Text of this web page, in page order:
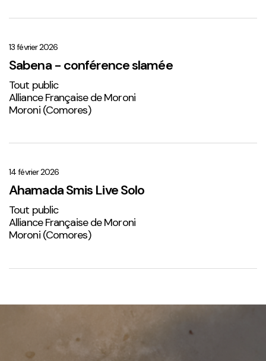
conférence
slamée
13 février 2026
Sabena - conférence slamée
Tout public
Alliance Française de Moroni
Moroni (Comores)
Live
Solo
2
14 février 2026
Ahamada Smis Live Solo
Tout public
Alliance Française de Moroni
Moroni (Comores)